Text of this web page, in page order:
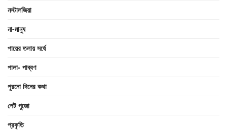
নস্টালজিয়া
না-মানুষ
পায়ের তলায় সর্ষে
পালা- পাব্বণ
পুরনো দিনের কথা
পেট পুজো
প্রকৃতি